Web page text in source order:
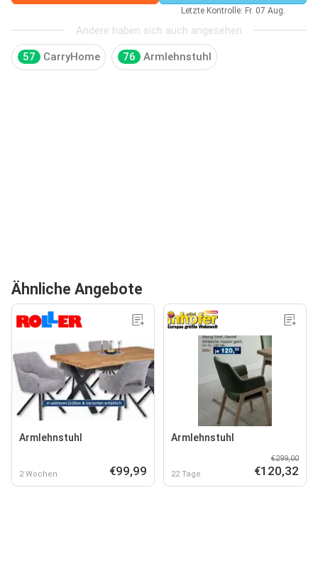
Letzte Kontrolle: Fr. 07 Aug.
Andere haben sich auch angesehen
57 CarryHome 76 Armlehnstuhl
Ähnliche Angebote
Armlehnstuhl
2 Wochen €99,99
Armlehnstuhl
22 Tage
€299,00
€120,32